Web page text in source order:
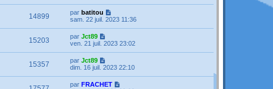
14899 par batitou
sam. 22 juil. 2023 11:36
15203 par Jct89
ven. 21 juil. 2023 23:02
15357 par Jct89
dim. 16 juil. 2023 22:10
par FRACHET